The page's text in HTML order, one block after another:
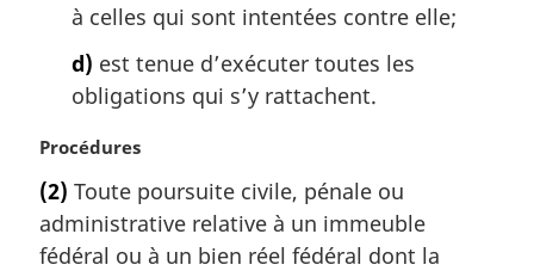
à celles qui sont intentées contre elle;
d) est tenue d’exécuter toutes les
obligations qui s’y rattachent.
N
t
e
m
Procédures
(2) Toute poursuite civile, pénale ou
administrative relative à un immeuble
fédéral ou à un bien réel fédéral dont la